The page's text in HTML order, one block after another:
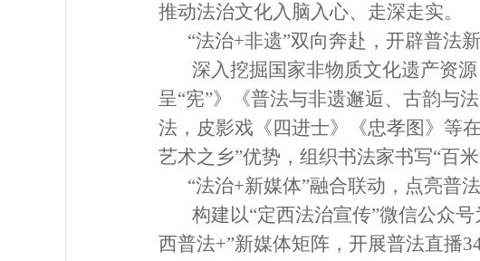
推动法治文化入脑入心、走深走实。
“法治+非遗”双向奔赴，开辟普法
深入挖掘国家非物质文化遗产资
呈“宪”》《普法与非遗邂逅、古韵与
法，皮影戏《四进士》《忠孝图》等
艺术之乡”优势，组织书法家书写“百
“法治+新媒体”融合联动，点亮普
构建以“定西法治宣传”微信公众
西普法+”新媒体矩阵，开展普法直播